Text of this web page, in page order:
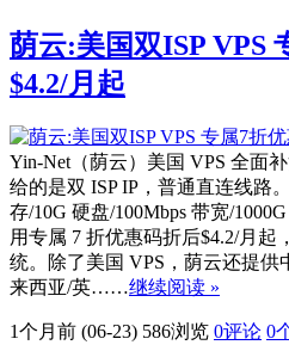
荫云:美国双ISP VPS
$4.2/月起
Yin-Net（荫云）美国 VPS 全面
给的是双 ISP IP，普通直连线路
存/10G 硬盘/100Mbps 带宽/
用专属 7 折优惠码折后$4.2/月起
统。除了美国 VPS，荫云还提供
来西亚/英……继续阅读 »
1个月前 (06-23) 586浏览 0评论 0